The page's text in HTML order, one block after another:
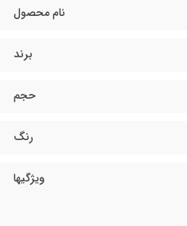
نام محصول
برند
حجم
رنگ
ویژگیها